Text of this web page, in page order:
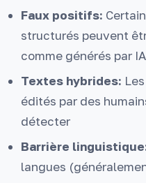
Faux positifs:
structurés peuvent
comme générés par IA
Textes hybrides:
édités par des
détecter
Barrière
langues